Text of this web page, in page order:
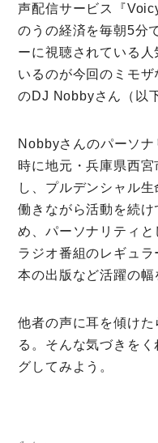
ミモザマガジ
My Rules
ミモザレポー
ミモマガエッ
根ほり花ほり
運営会社
利用規約
声配信サービス『
のうの経済を毎朝5分
ーに視聴されている
いるのが今回のミモ
のDJ Nobbyさん（以
Nobbyさんのパーソ
時に地元・兵庫県西
し、プルデンシャル
働きながら活動を続
め、パーソナリティ
ラジオ番組のレギュ
本の出版など活躍の幅
他者の声に耳を傾け
る。そんな気づきを
グしてみよう。